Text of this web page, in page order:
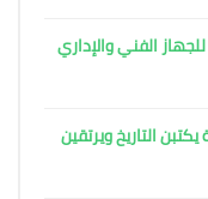
الفني والإداري
التاريخ ويرتقين